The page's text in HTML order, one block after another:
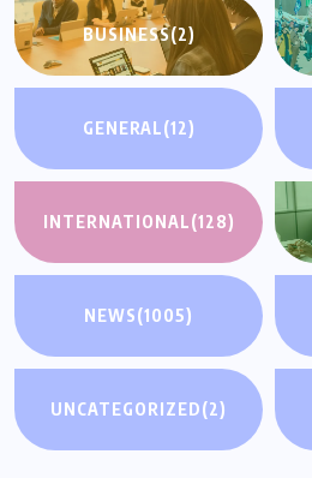
BUSINESS(2)
GENERAL(12)
INTERNATIONAL(128)
NEWS(1005)
UNCATEGORIZED(2)